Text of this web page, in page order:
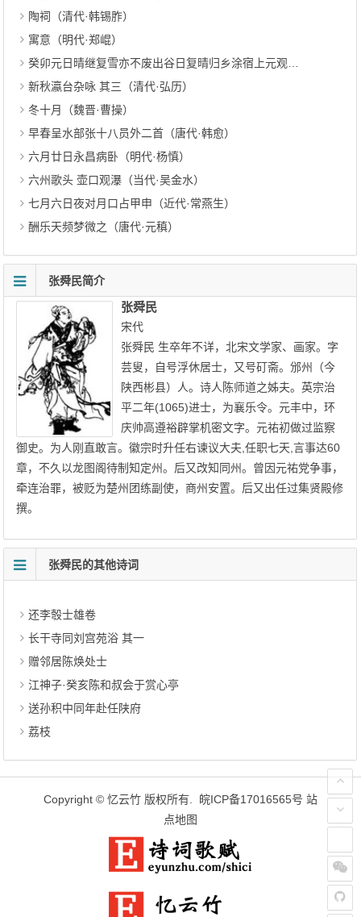
陶祠（清代·韩锡胙）
寓意（明代·郑崐）
癸卯元日晴继复雪亦不废出谷日复晴归乡涂宿上元观灯野庙随所赋得十绝 其三（元代·刘诜）
新秋瀛台杂咏 其三（清代·弘历）
冬十月（魏晋·曹操）
早春呈水部张十八员外二首（唐代·韩愈）
六月廿日永昌病卧（明代·杨慎）
六州歌头 壶口观瀑（当代·吴金水）
七月六日夜对月口占甲申（近代·常燕生）
酬乐天频梦微之（唐代·元稹）
张舜民简介
张舜民
宋代
张舜民 生卒年不详，北宋文学家、画家。字
芸叟，自号浮休居士，又号矴斋。邠州（今
陕西彬县）人。诗人陈师道之姊夫。英宗治
平二年(1065)进士，为襄乐令。元丰中，环
庆帅高遵裕辟掌机密文字。元祐初做过监察
御史。为人刚直敢言。徽宗时升任右谏议大夫,任职七天,言事达60
章，不久以龙图阁待制知定州。后又改知同州。曾因元祐党争事，
牵连治罪，被贬为楚州团练副使，商州安置。后又出任过集贤殿修
撰。
张舜民的其他诗词
还李彀士雄卷
长干寺同刘宫苑浴 其一
赠邻居陈焕处士
江神子·癸亥陈和叔会于赏心亭
送孙积中同年赴任陕府
荔枝
Copyright © 忆云竹 版权所有. 皖ICP备17016565号 站
点地图